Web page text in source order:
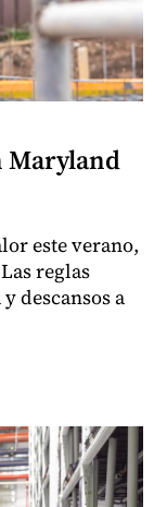
Maryland
este verano,
reglas
descansos a